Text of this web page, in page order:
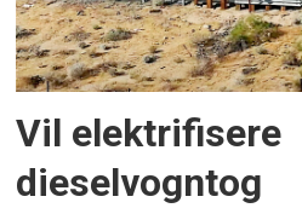
Vil elektrifisere
dieselvogntog